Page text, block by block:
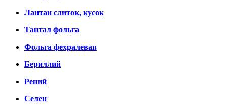
Лантан слиток, кусок
Тантал фольга
Фольга фехралевая
Бериллий
Рений
Селен